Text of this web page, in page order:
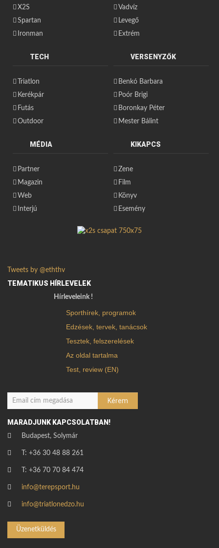
X2S
Spartan
Ironman
Vadvíz
Levegő
Extrém
TECH
Triatlon
Kerékpár
Futás
Outdoor
VERSENYZŐK
Benkó Barbara
Poór Brigi
Boronkay Péter
Mester Bálint
MÉDIA
Partner
Magazin
Web
Interjú
KIKAPCS
Zene
Film
Könyv
Esemény
Tweets by @eththv
TEMATIKUS HÍRLEVELEK
Hírleveleink !
Sporthírek, programok
Edzések, tervek, tanácsok
Tesztek, felszerelések
Az oldal tartalma
Test, review (EN)
MARADJUNK KAPCSOLATBAN!
Budapest, Solymár
T: +36 30 48 88 261
T: +36 70 70 84 474
info@terepsport.hu
info@triatlonedzo.hu
Üzenetküldés